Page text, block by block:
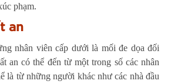
phạm.
an
nhân viên cấp dưới là mối đe dọa đối
an có thể đến từ một trong số các nhân
là từ những người khác như các nhà đầu